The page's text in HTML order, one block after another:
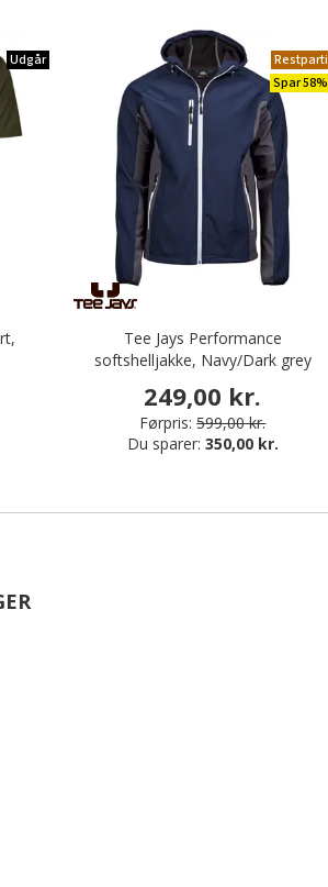
Udgår
Restparti
Spar 58%
Tee Jays Performance
softshelljakke, Navy/Dark grey
249,00 kr.
Førpris: 599,00 kr.
Du sparer: 350,00 kr.